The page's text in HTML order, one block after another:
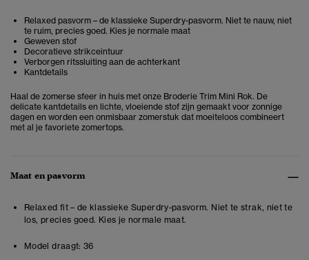
Relaxed pasvorm – de klassieke Superdry-pasvorm. Niet te nauw, niet
te ruim, precies goed. Kies je normale maat
Geweven stof
Decoratieve strikceintuur
Verborgen ritssluiting aan de achterkant
Kantdetails
Haal de zomerse sfeer in huis met onze Broderie Trim Mini Rok. De
delicate kantdetails en lichte, vloeiende stof zijn gemaakt voor zonnige
dagen en worden een onmisbaar zomerstuk dat moeiteloos combineert
met al je favoriete zomertops.
Maat en pasvorm
Relaxed fit – de klassieke Superdry-pasvorm. Niet te strak, niet te
los, precies goed. Kies je normale maat.
Model draagt: 36